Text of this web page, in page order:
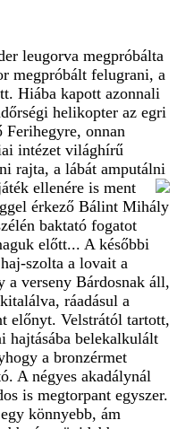
leugorva megpróbálta
megpróbált felugrani, a
Hiába kapott azonnali
helikopter az egri
onnan
intézet világhírű
rajta, a lábát amputálni
ellenére is ment
érkező Bálint Mihály
baktató fogatot
előtt... A későbbi
szolta a lovait a
a verseny Bárdosnak áll,
ráadásul a
előnyt. Velstrától tartott,
hajtásába belekalkulált
a bronzérmet
A négyes akadálynál
is megtorpant egyszer.
könnyebb, ám